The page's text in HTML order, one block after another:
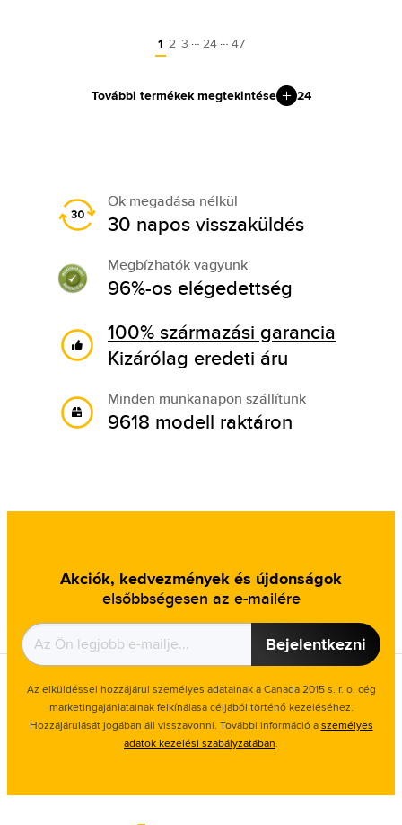
1 2 3 … 24 … 47
További termékek megtekintése 24
Ok megadása nélkül
30 napos visszaküldés
Megbízhatók vagyunk
96%-os elégedettség
100% származási garancia
Kizárólag eredeti áru
Minden munkanapon szállítunk
9618 modell raktáron
Akciók, kedvezmények és újdonságok
elsőbbségesen az e-mailére
Bejelentkezni
Az elküldéssel hozzájárul személyes adatainak a Canada 2015 s. r. o. cég
marketingajánlatainak felkínálasa céljából történő kezeléséhez.
Hozzájárulását jogában áll visszavonni. További információ aszemélyes
adatok kezelési szabályzatában.